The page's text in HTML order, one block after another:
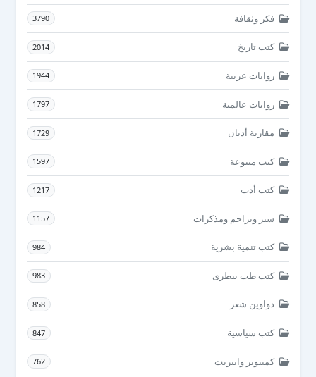
فكر وثقافة 3790
كتب تاريخ 2014
روايات عربية 1944
روايات عالمية 1797
مقارنة أديان 1729
كتب متنوعة 1597
كتب أدب 1217
سير وتراجم ومذكرات 1157
كتب تنمية بشرية 984
كتب طب بيطرى 983
دواوين شعر 858
كتب سياسية 847
كمبيوتر وانترنت 762